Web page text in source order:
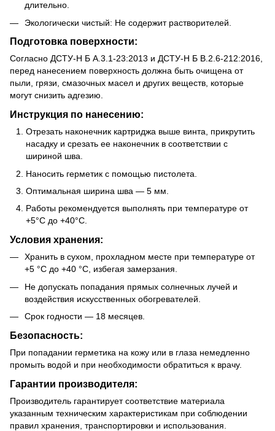
длительно.
Экологически чистый: Не содержит растворителей.
Подготовка поверхности:
Согласно ДСТУ-Н Б А.3.1-23:2013 и ДСТУ-Н Б В.2.6-212:2016,
перед нанесением поверхность должна быть очищена от
пыли, грязи, смазочных масел и других веществ, которые
могут снизить адгезию.
Инструкция по нанесению:
Отрезать наконечник картриджа выше винта, прикрутить
насадку и срезать ее наконечник в соответствии с
шириной шва.
Наносить герметик с помощью пистолета.
Оптимальная ширина шва — 5 мм.
Работы рекомендуется выполнять при температуре от
+5°С до +40°С.
Условия хранения:
Хранить в сухом, прохладном месте при температуре от
+5 °С до +40 °С, избегая замерзания.
Не допускать попадания прямых солнечных лучей и
воздействия искусственных обогревателей.
Срок годности — 18 месяцев.
Безопасность:
При попадании герметика на кожу или в глаза немедленно
промыть водой и при необходимости обратиться к врачу.
Гарантии производителя:
Производитель гарантирует соответствие материала
указанным техническим характеристикам при соблюдении
правил хранения, транспортировки и использования.